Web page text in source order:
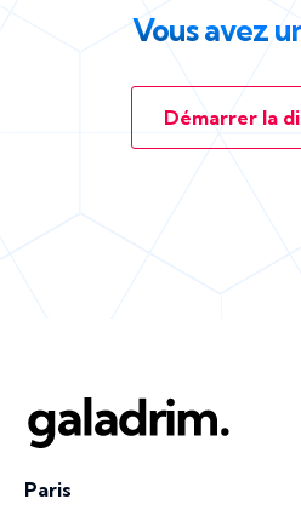
Vous avez
Démarrer la
Paris